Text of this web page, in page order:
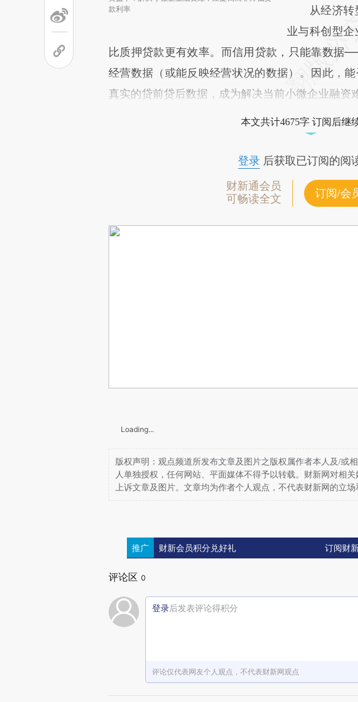
款利率
从经济转型
业与科创型
比质押贷款更有效率。而信用贷款，只能靠数据
经营数据（或能反映经营状况的数据）。因此，
真实的贷前贷后数据，成为解决当前小微企业融资
本文共计4675字 订阅后继
登录后获取已订阅的阅
财新通会员
可畅读全文
订阅/会
Loading...
版权声明：观点频道所发布文章及图片之版权属作者本人及/或
人单独授权，任何网站、平面媒体不得予以转载。财新网对相
上诉文章及图片。文章均为作者个人观点，不代表财新网的立场
推广 财新会员积分兑好礼 订阅财
评论区 0
登录后发表评论得积分
评论仅代表网友个人观点，不代表财新网观点